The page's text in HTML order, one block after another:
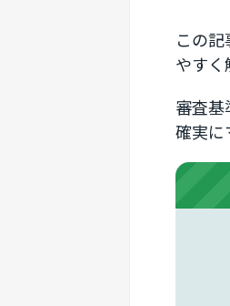
この
やすく
審査
確実に